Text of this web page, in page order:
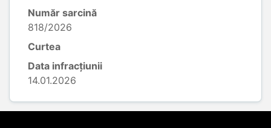
Număr sarcină
818/2026
Curtea
Data infracțiunii
14.01.2026